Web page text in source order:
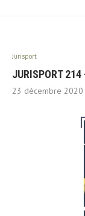
Jurisport
JURISPORT
23 décembre 2020